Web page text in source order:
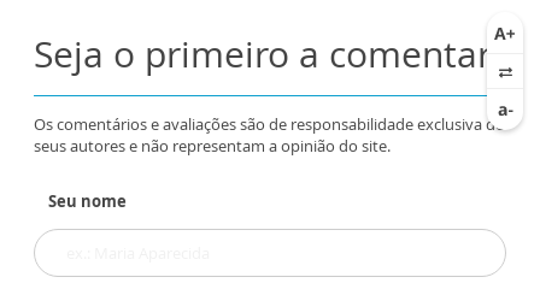
Seja o primeiro a comentar
Os comentários e avaliações são de responsabilidade exclusiva de
seus autores e não representam a opinião do site.
Seu nome